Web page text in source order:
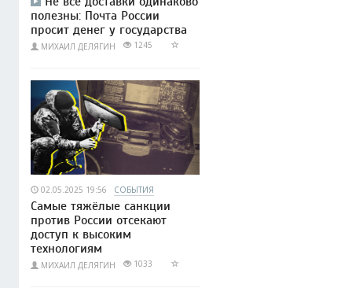
полезны: Почта России
просит денег у государства
МИХАИЛ ДЕЛЯГИН 1245
02.05.2025 19:56 СОБЫТИЯ
Самые тяжёлые санкции
против России отсекают
доступ к высоким
технологиям
МИХАИЛ ДЕЛЯГИН 1033